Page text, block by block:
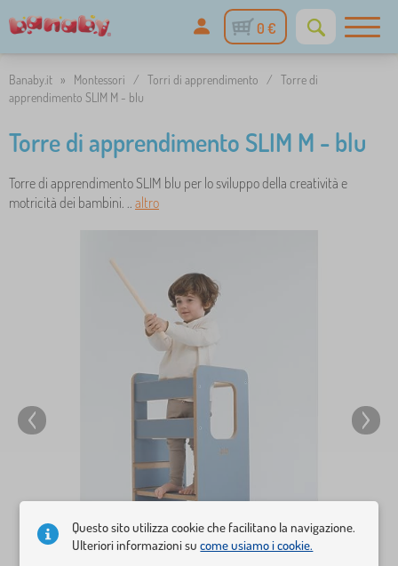
0 €
Banaby.it » Montessori / Torri di apprendimento / Torre di
apprendimento SLIM M - blu
Torre di apprendimento SLIM M - blu
Torre di apprendimento SLIM blu per lo sviluppo della creatività e
motricità dei bambini. .. altro
Questo sito utilizza cookie che facilitano la navigazione.
Ulteriori informazioni sucome usiamo i cookie.